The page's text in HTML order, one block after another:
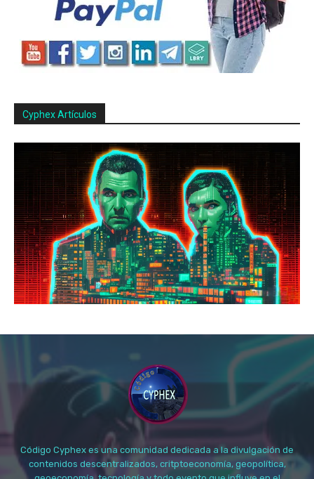
Cyphex Artículos
Código Cyphex es una comunidad dedicada a la divulgación de
contenidos descentralizados, critptoeconomía, geopolítica,